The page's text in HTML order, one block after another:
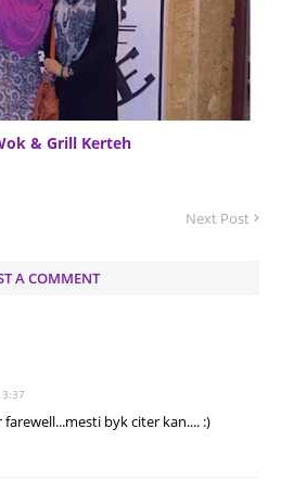
& Grill Kerteh
Next Post
A COMMENT
byk citer kan.... :)